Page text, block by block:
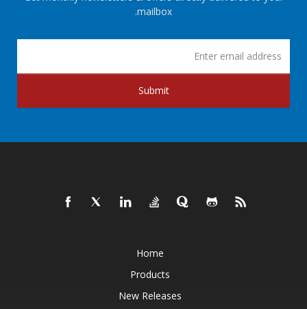
mailbox.
Submit
Home
Products
New Releases